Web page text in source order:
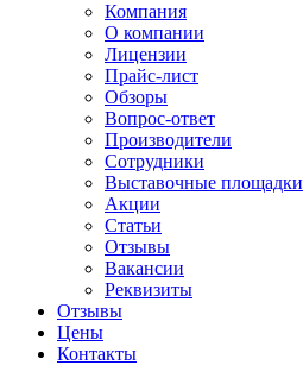
Компания
О компании
Лицензии
Прайс-лист
Обзоры
Вопрос-ответ
Производители
Сотрудники
Выставочные площадки
Акции
Статьи
Отзывы
Вакансии
Реквизиты
Отзывы
Цены
Контакты